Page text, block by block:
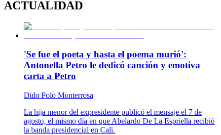
ACTUALIDAD
'Se fue el poeta y hasta el poema murió':
Antonella Petro le dedicó canción y emotiva
carta a Petro
Dido Polo Monterrosa
La hija menor del expresidente publicó el mensaje el 7 de
agosto, el mismo día en que Abelardo De La Espriella recibió
la banda presidencial en Cali.